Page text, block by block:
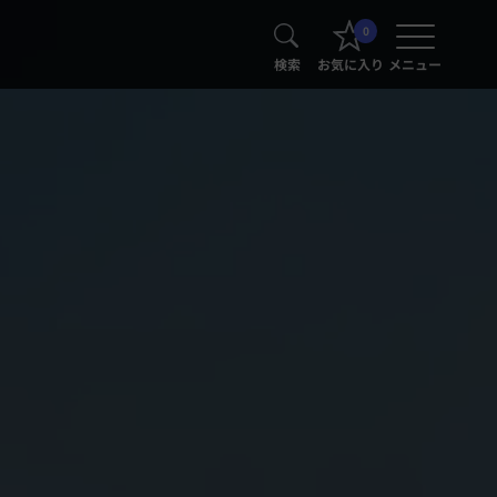
検索
0
お気に入り メニュー